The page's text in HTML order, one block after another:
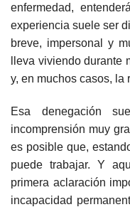
enfermedad,
experiencia suele ser
breve, impersonal y
lleva viviendo
y, en muchos casos, la
Esa denegación
incomprensión muy
es posible que,
puede trabajar. Y
primera aclaración
incapacidad